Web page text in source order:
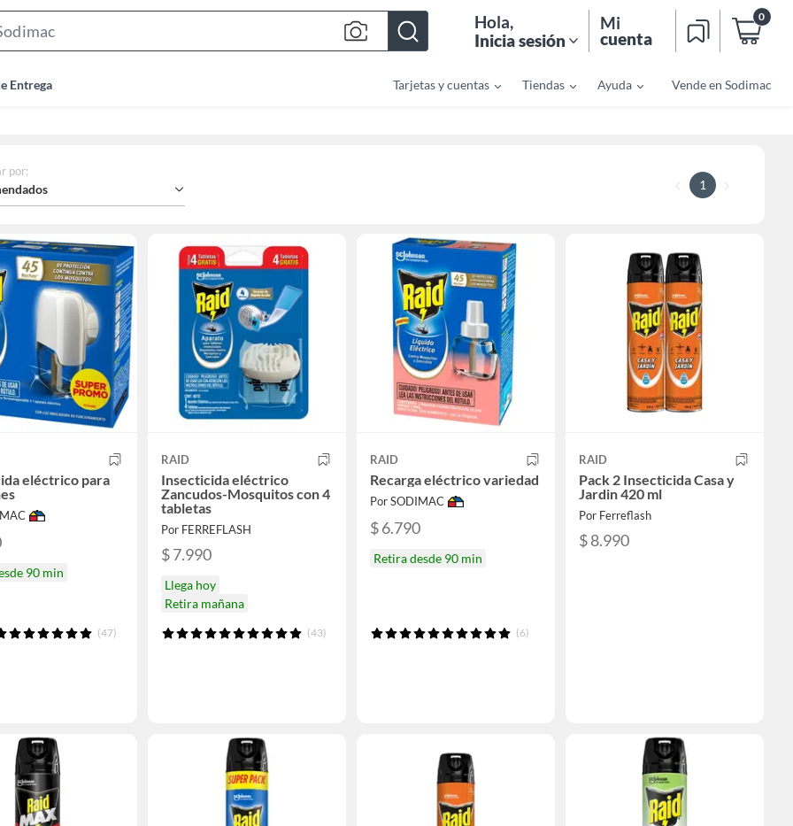
Bar
Hola,
Inicia sesión
Mi
cuenta
0
Entrega Tarjetas y cuentas Tiendas Ayuda Vende en Sodimac
por:
1
eléctrico para
90 min
(47)
RAID
Insecticida eléctrico
Zancudos-Mosquitos con 4
tabletas
Por FERREFLASH
$ 7.990
Llega hoy
Retira mañana
(43)
RAID
Recarga eléctrico variedad
Por SODIMAC
$ 6.790
Retira desde 90 min
(6)
RAID
Pack 2 Insecticida Casa y
Jardin 420 ml
Por Ferreflash
$ 8.990